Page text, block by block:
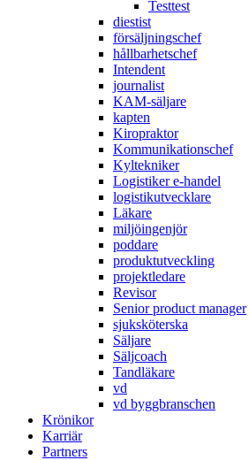
Testtest
diestist
försäljningschef
hållbarhetschef
Intendent
journalist
KAM-säljare
kapten
Kiropraktor
Kommunikationschef
Kyltekniker
Logistiker e-handel
logistikutvecklare
Läkare
miljöingenjör
poddare
produktutveckling
projektledare
Revisor
Senior product manager
sjuksköterska
Säljare
Säljcoach
Tandläkare
vd
vd byggbranschen
Krönikor
Karriär
Partners